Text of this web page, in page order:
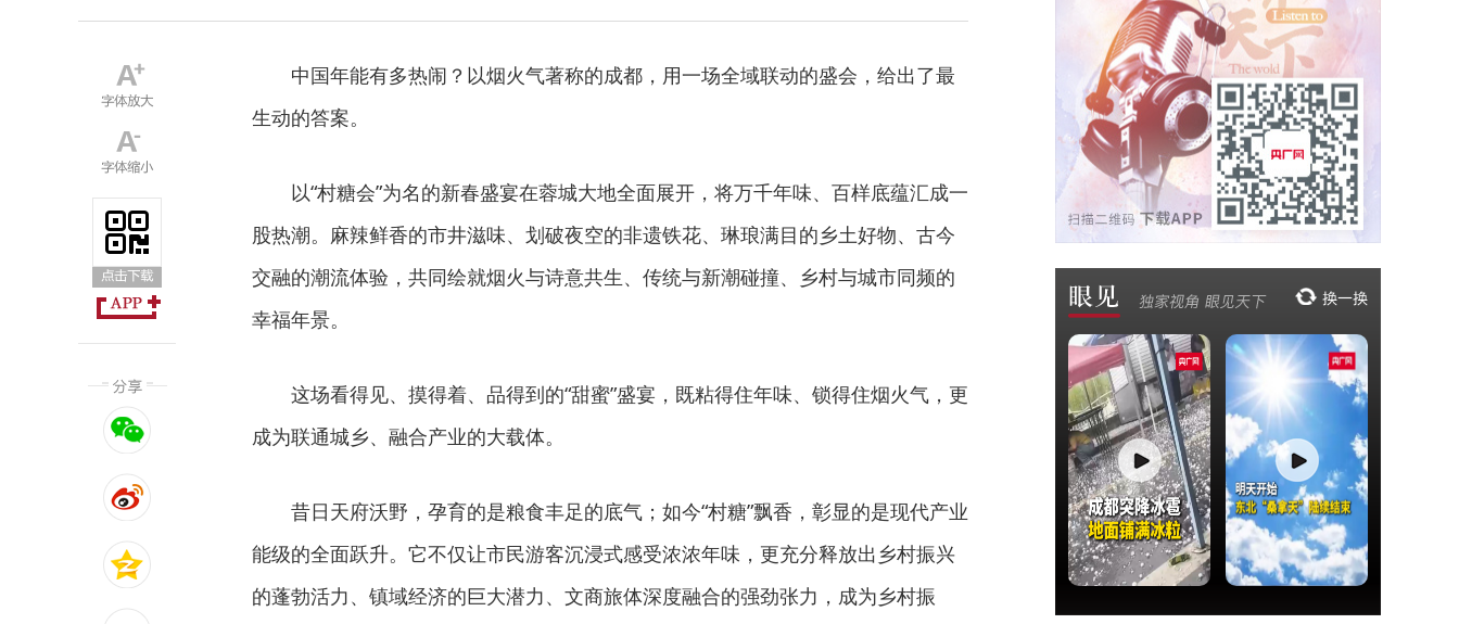
中国年能有多热闹？以烟火气著称的成都，用一场全域联动的盛会，给出了最
生动的答案。
以“村糖会”为名的新春盛宴在蓉城大地全面展开，将万千年味、百样底蕴汇成一
股热潮。麻辣鲜香的市井滋味、划破夜空的非遗铁花、琳琅满目的乡土好物、古今
交融的潮流体验，共同绘就烟火与诗意共生、传统与新潮碰撞、乡村与城市同频的
幸福年景。
这场看得见、摸得着、品得到的“甜蜜”盛宴，既粘得住年味、锁得住烟火气，更
成为联通城乡、融合产业的大载体。
昔日天府沃野，孕育的是粮食丰足的底气；如今“村糖”飘香，彰显的是现代产业
能级的全面跃升。它不仅让市民游客沉浸式感受浓浓年味，更充分释放出乡村振兴
的蓬勃活力、镇域经济的巨大潜力、文商旅体深度融合的强劲张力，成为乡村振